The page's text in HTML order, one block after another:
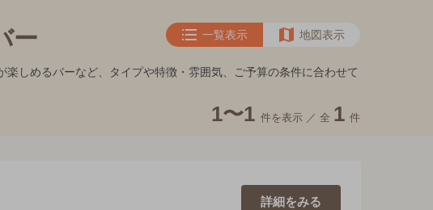
ー 一覧表示 地図表示
しめるバーなど、タイプや特徴・雰囲気、ご予算の条件に合わせて
1〜1 件を表示 ／ 全 1 件
詳細をみる